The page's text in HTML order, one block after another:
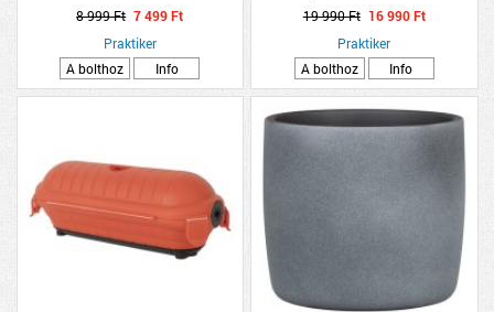
8 999 Ft 7 499 Ft
Praktiker
A bolthoz
Info
19 990 Ft 16 990 Ft
Praktiker
A bolthoz
Info